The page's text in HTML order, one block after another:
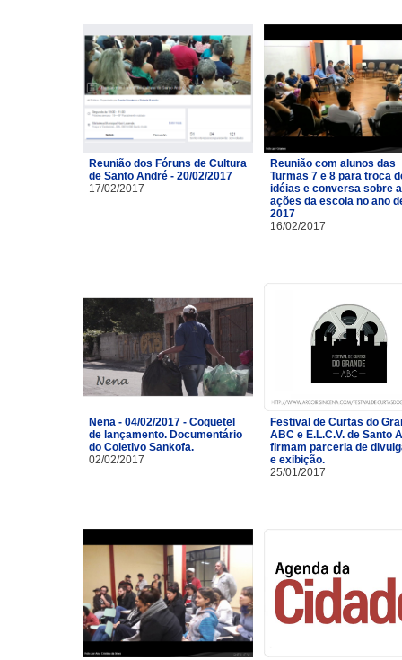
Reunião dos Fóruns de Cultura
de Santo André - 20/02/2017
17/02/2017
Reunião com alunos das
Turmas 7 e 8 para troca
idéias e conversa sobre
ações da escola no ano
2017
16/02/2017
Nena - 04/02/2017 - Coquetel
de lançamento. Documentário
do Coletivo Sankofa.
02/02/2017
Festival de Curtas do
ABC e E.L.C.V. de Santo
firmam parceria de
e exibição.
25/01/2017